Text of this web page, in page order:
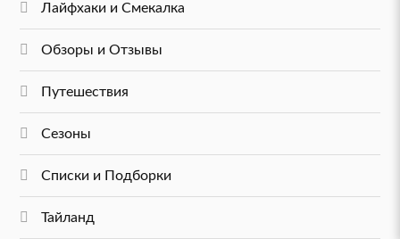
Лайфхаки и Смекалка
Обзоры и Отзывы
Путешествия
Сезоны
Списки и Подборки
Тайланд